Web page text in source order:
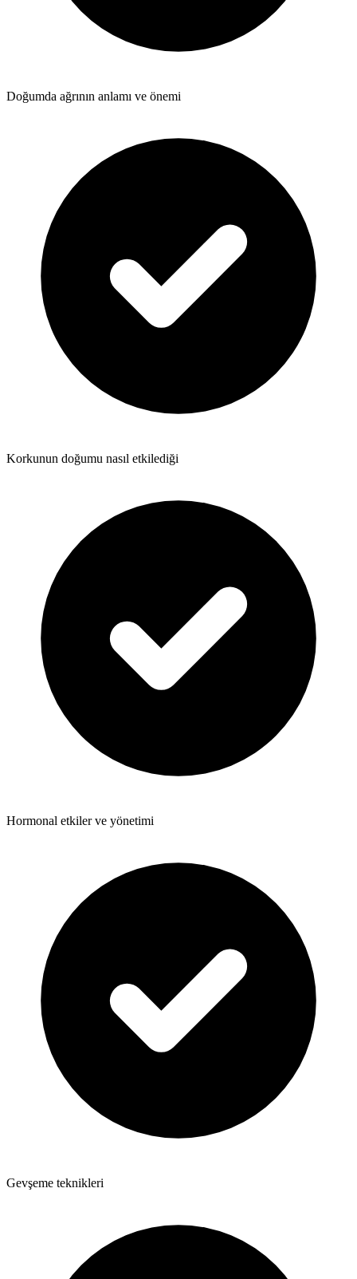
Doğumda ağrının anlamı ve önemi
Korkunun doğumu nasıl etkilediği
Hormonal etkiler ve yönetimi
Gevşeme teknikleri